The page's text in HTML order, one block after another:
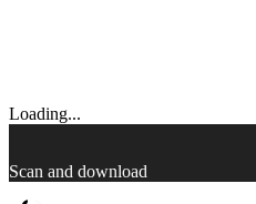
Loading...
Scan and download